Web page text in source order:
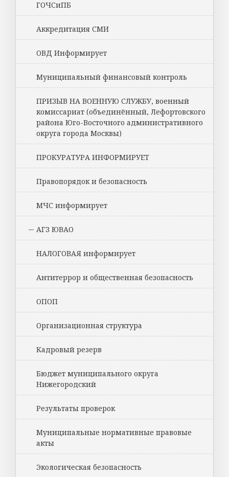
ГОЧСиПБ
Аккредитация СМИ
ОВД Информирует
Муниципальный финансовый контроль
ПРИЗЫВ НА ВОЕННУЮ СЛУЖБУ, военный
комиссариат (объединённый, Лефортовского
района Юго-Восточного административного
округа города Москвы)
ПРОКУРАТУРА ИНФОРМИРУЕТ
Правопорядок и безопасность
МЧС информирует
АГЗ ЮВАО
НАЛОГОВАЯ информирует
Антитеррор и общественная безопасность
ОПОП
Организационная структура
Кадровый резерв
Бюджет муниципального округа
Нижегородский
Результаты проверок
Муниципальные нормативные правовые
акты
Экологическая безопасность